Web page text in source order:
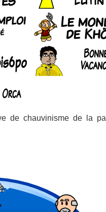
de chauvinisme de la